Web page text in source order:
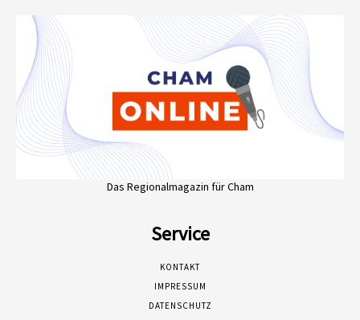
Das Regionalmagazin für Cham
Service
KONTAKT
IMPRESSUM
DATENSCHUTZ